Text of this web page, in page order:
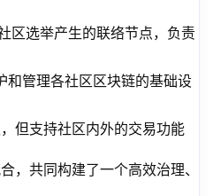
区选举产生的联络节点，负责
和管理各社区区块链的基础设
但支持社区内外的交易功能
，共同构建了一个高效治理、